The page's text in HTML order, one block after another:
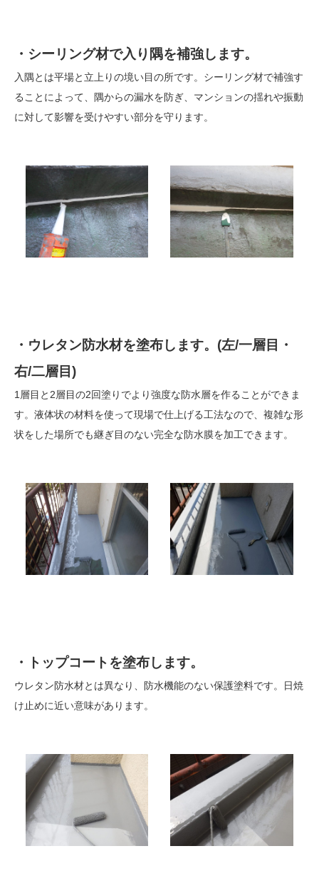
・シーリング材で入り隅を補強します。
入隅とは平場と立上りの境い目の所です。シーリング材で補強す
ることによって、隅からの漏水を防ぎ、マンションの揺れや振動
に対して影響を受けやすい部分を守ります。
・ウレタン防水材を塗布します。(左/一層目・
右/二層目)
1層目と2層目の2回塗りでより強度な防水層を作ることができま
す。液体状の材料を使って現場で仕上げる工法なので、複雑な形
状をした場所でも継ぎ目のない完全な防水膜を加工できます。
・トップコートを塗布します。
ウレタン防水材とは異なり、防水機能のない保護塗料です。日焼
け止めに近い意味があります。